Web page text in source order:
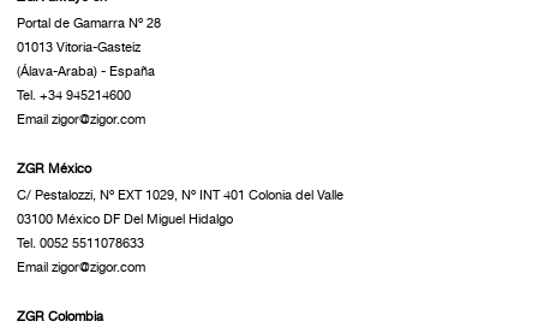
Portal de Gamarra Nº 28
01013 Vitoria-Gasteiz
(Álava-Araba) - España
Tel. +34 945214600
Email zigor@zigor.com
ZGR México
C/ Pestalozzi, Nº EXT 1029, Nº INT 401 Colonia del Valle
03100 México DF Del Miguel Hidalgo
Tel. 0052 5511078633
Email zigor@zigor.com
ZGR Colombia